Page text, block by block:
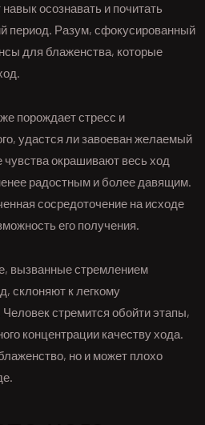
осознавать и почитать
период. Разум, сфокусированный
для блаженства, которые
порождает стресс и
удастся ли завоеван желаемый
окрашивают весь ход
радостным и более давящим.
сосредоточение на исходе
его получения.
вызванные стремлением
склоняют к легкому
стремится обойти этапы,
концентрации качеству хода.
но и может плохо